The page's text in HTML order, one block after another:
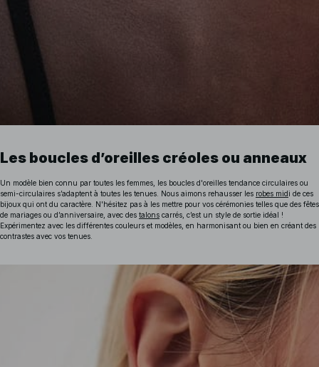
Les boucles d’oreilles créoles ou anneaux
Un modèle bien connu par toutes les femmes, les boucles d'oreilles tendance circulaires ou
semi-circulaires s’adaptent à toutes les tenues. Nous aimons rehausser les robes midi de ces
bijoux qui ont du caractère. N'hésitez pas à les mettre pour vos cérémonies telles que des fêtes
de mariages ou d’anniversaire, avec des talons carrés, c’est un style de sortie idéal !
Expérimentez avec les différentes couleurs et modèles, en harmonisant ou bien en créant des
contrastes avec vos tenues.